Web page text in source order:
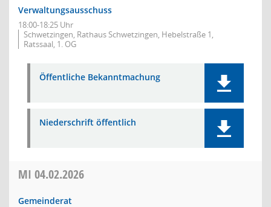
Verwaltungsausschuss
18:00-18:25 Uhr
Schwetzingen, Rathaus Schwetzingen, Hebelstraße 1,
Ratssaal, 1. OG
Öffentliche Bekanntmachung
Niederschrift öffentlich
MI 04.02.2026
Gemeinderat